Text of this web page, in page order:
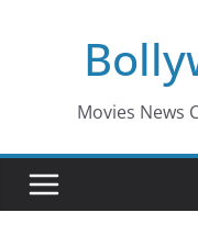
Movies News